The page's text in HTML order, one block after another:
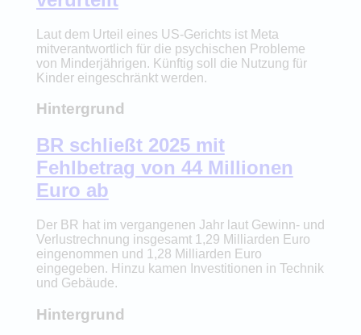
Laut dem Urteil eines US-Gerichts ist Meta
mitverantwortlich für die psychischen Probleme
von Minderjährigen. Künftig soll die Nutzung für
Kinder eingeschränkt werden.
Hintergrund
BR schließt 2025 mit
Fehlbetrag von 44 Millionen
Euro ab
Der BR hat im vergangenen Jahr laut Gewinn- und
Verlustrechnung insgesamt 1,29 Milliarden Euro
eingenommen und 1,28 Milliarden Euro
eingegeben. Hinzu kamen Investitionen in Technik
und Gebäude.
Hintergrund